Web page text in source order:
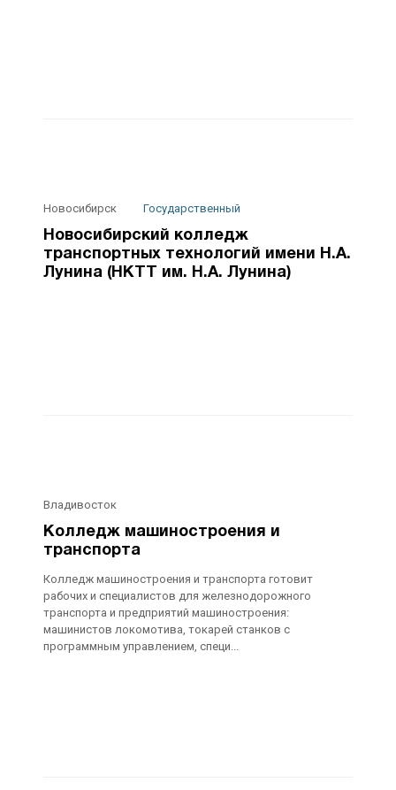
Новосибирск Государственный
Новосибирский колледж
транспортных технологий имени Н.А.
Лунина (НКТТ им. Н.А. Лунина)
Владивосток
Колледж машиностроения и
транспорта
Колледж машиностроения и транспорта готовит
рабочих и специалистов для железнодорожного
транспорта и предприятий машиностроения:
машинистов локомотива, токарей станков с
программным управлением, специ...